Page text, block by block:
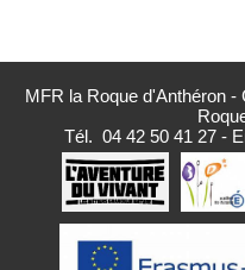
MFR la Roque d'Anthéron -
Tél. 04 42 50 41 27 -